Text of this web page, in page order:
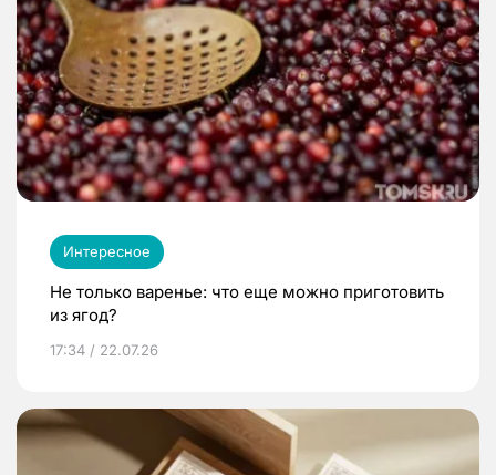
Интересное
Не только варенье: что еще можно приготовить
из ягод?
17:34 / 22.07.26